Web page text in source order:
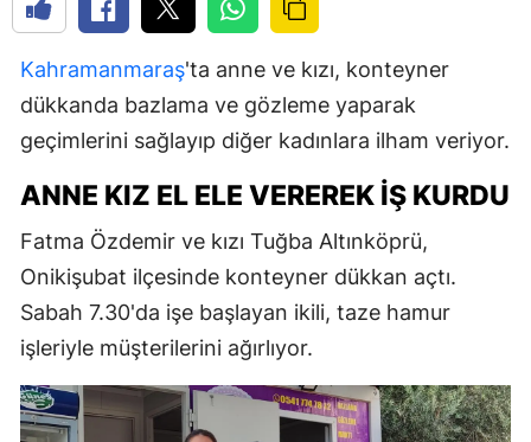
Kahramanmaraş'ta anne ve kızı, konteyner
dükkanda bazlama ve gözleme yaparak
geçimlerini sağlayıp diğer kadınlara ilham veriyor.
ANNE KIZ EL ELE VEREREK IŞ KURDU
Fatma Özdemir ve kızı Tuğba Altınköprü,
Onikişubat ilçesinde konteyner dükkan açtı.
Sabah 7.30'da işe başlayan ikili, taze hamur
işleriyle müşterilerini ağırlıyor.